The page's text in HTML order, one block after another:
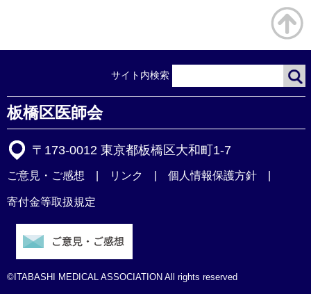
サイト内検索
板橋区医師会
〒173-0012 東京都板橋区大和町1-7
ご意見・ご感想 リンク 個人情報保護方針
寄付金等取扱規定
©ITABASHI MEDICAL ASSOCIATION All rights reserved